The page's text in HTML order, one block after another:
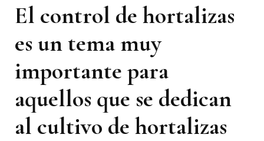
El control de hortalizas
es un tema muy
importante para
aquellos que se dedican
al cultivo de hortalizas